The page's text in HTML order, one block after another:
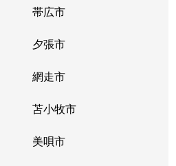
帯広市
夕張市
網走市
苫小牧市
美唄市